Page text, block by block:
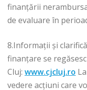
finanțării
de evaluare în
8.Informații și
finanțare se
Cluj: www.cjcluj.ro
vedere acţiuni care